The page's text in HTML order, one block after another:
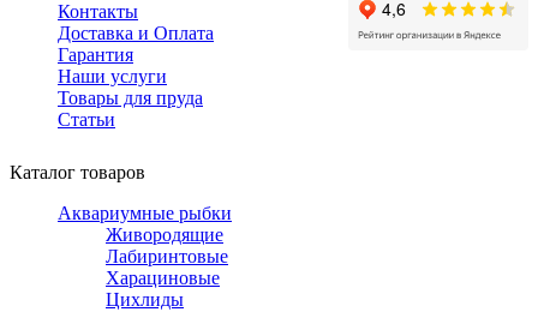
Контакты
Доставка и Оплата
Гарантия
Наши услуги
Товары для пруда
Статьи
Каталог товаров
Аквариумные рыбки
Живородящие
Лабиринтовые
Харациновые
Цихлиды